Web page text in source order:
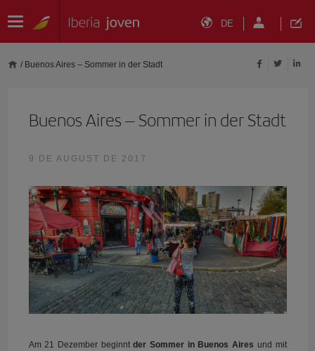
DE
/ Buenos Aires – Sommer in der Stadt
Buenos Aires – Sommer in der Stadt
9 DE AUGUST DE 2017
Am 21 Dezember beginntder Sommer in Buenos Aires und mit